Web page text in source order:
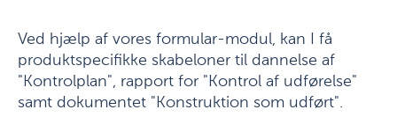
Ved hjælp af vores formular-modul, kan I få
produktspecifikke skabeloner til dannelse af
"Kontrolplan", rapport for "Kontrol af udførelse"
samt dokumentet "Konstruktion som udført".